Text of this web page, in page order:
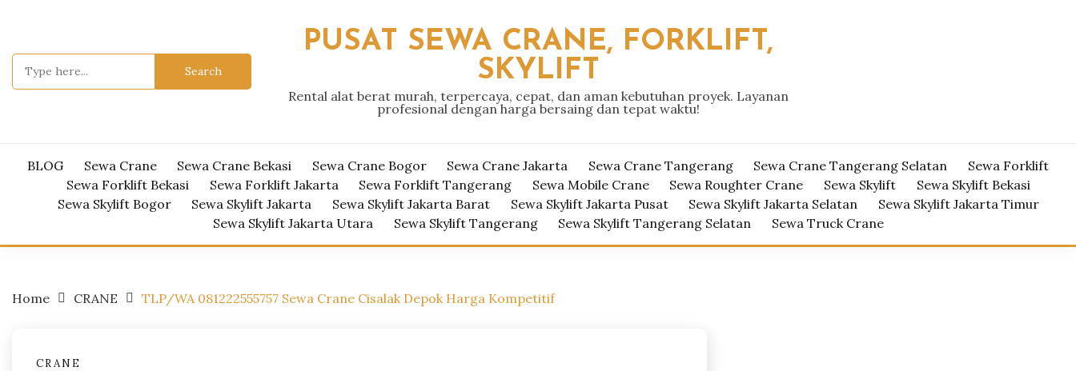
PUSAT SEWA CRANE, FORKLIFT,
SKYLIFT
Rental alat berat murah, terpercaya, cepat, dan aman kebutuhan proyek. Layanan
profesional dengan harga bersaing dan tepat waktu!
BLOG Sewa Crane Sewa Crane Bekasi Sewa Crane Bogor Sewa Crane Jakarta Sewa Crane Tangerang Sewa Crane Tangerang Selatan
Sewa Forklift
Sewa Forklift Bekasi
Sewa Forklift Jakarta Sewa Forklift Tangerang Sewa Mobile Crane Sewa Roughter Crane Sewa Skylift
Sewa Skylift Bekasi
Sewa Skylift Bogor
Sewa Skylift Jakarta Sewa Skylift Jakarta Barat Sewa Skylift Jakarta Pusat Sewa Skylift Jakarta Selatan
Sewa Skylift Jakarta Timur
Sewa Skylift Jakarta Utara
Sewa Skylift Tangerang Sewa Skylift Tangerang Selatan Sewa Truck Crane
Home CRANE TLP/WA 081222555757 Sewa Crane Cisalak Depok Harga Kompetitif
CRANE